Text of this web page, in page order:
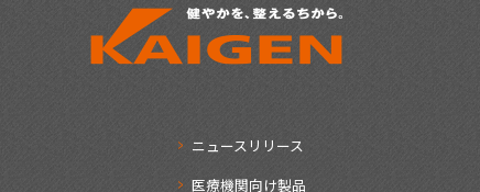
ニュースリリース
医療機関向け製品